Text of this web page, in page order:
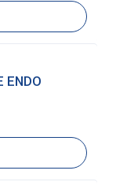
ENDO